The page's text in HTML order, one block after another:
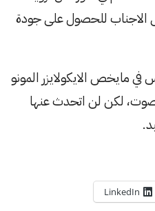
الاجناب للحصول على جودة
مايخص الايكولايزر المونو
لكن لن اتحدث عنها
LinkedIn